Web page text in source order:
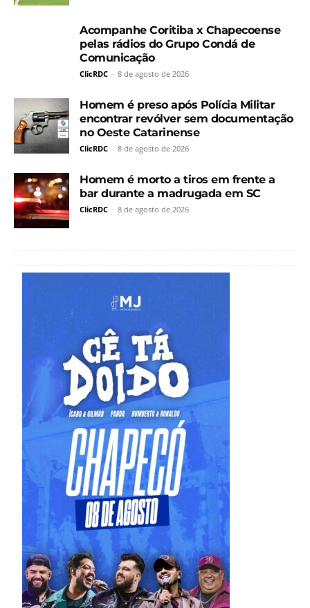
Acompanhe Coritiba x Chapecoense
pelas rádios do Grupo Condá de
Comunicação
ClicRDC - 8 de agosto de 2026
Homem é preso após Polícia Militar
encontrar revólver sem documentação
no Oeste Catarinense
ClicRDC - 8 de agosto de 2026
Homem é morto a tiros em frente a
bar durante a madrugada em SC
ClicRDC - 8 de agosto de 2026